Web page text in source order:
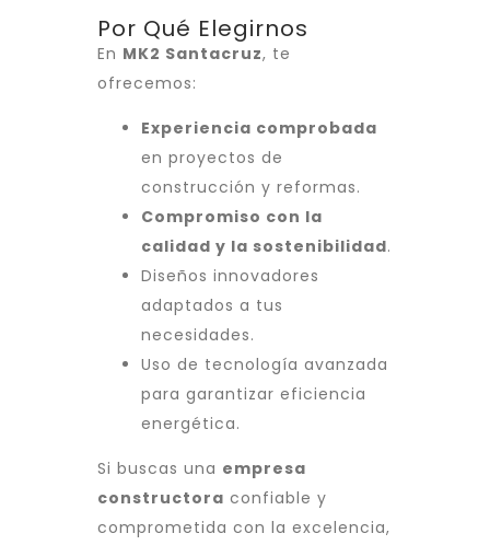
Por Qué Elegirnos
En MK2 Santacruz, te
ofrecemos:
Experiencia comprobada
en proyectos de
construcción y reformas.
Compromiso con la
calidad y la sostenibilidad.
Diseños innovadores
adaptados a tus
necesidades.
Uso de tecnología avanzada
para garantizar eficiencia
energética.
Si buscas una empresa
constructora confiable y
comprometida con la excelencia,